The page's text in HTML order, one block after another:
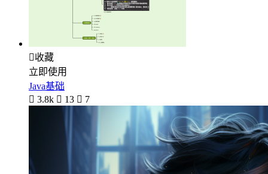
收藏
立即使用
Java基础
 3.8k  13  7